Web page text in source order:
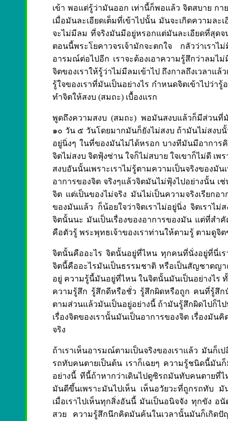
เข้า พอแต่รู้ว่ามันออก เท่านี้ก็พอแล้ว จิตสบาย กา
เมื่อมันละเอียดเต็มที่เข้าไปนั้น มันจะเกิดความล
จะไม่มีลม ที่จริงมันมีอยู่หรอกแต่มันละเอียดที่สุด
ตอนนี้พระโยคาวจรเจ้ามักจะตกใจ กลัวว่าเราไ
อารมณ์ต่อไปอีก เราจะต้องเอาความรู้สึกว่าลม
จิตของเราให้รู้ว่าไม่มีลมเข้าไป ถึงกาลถึงเวลาแ
รู้ใจของเราที่มันเป็นอย่างไร กำหนดจิตเข้าไปว่า
ทำจิตให้สงบ (สมถะ) เบื้องแรก
พูดถึงความสงบ (สมถะ) พอมันสงบแล้วก็มีส่วนที่มั
๑๐ วัน ๕ วันโดยมากมันก็ยังไม่สงบ ถ้ามันไม่สงบ
อยู่นิ่งๆ ในที่ของมันไม่ได้หรอก บางทีมันมีอากา
จิตไม่สงบ จิตฟุ้งซ่าน ใจก็ไม่สบาย ใจเขาก็ไม่ดี เ
สงบอันนั้นเพราะเราไม่รู้ตามความเป็นจริงของมั
อาการของจิต จริงๆแล้วจิตมันไม่ฟุ้งไปอย่างนั้น เ
จิต แต่เป็นของไม่จริง มันไม่เป็นความจริงเรียก
ของมันแล้ว ก็น้อยใจว่าจิตเราไม่อยู่นิ่ง จิตเราไ
จิตนั้นนะ มันเป็นเรื่องของอาการของมัน แต่ที่ส
คือตัวรู้ พระพุทธเจ้าของเราท่านให้ตามรู้ ตามดูจิต
จิตนั้นคืออะไร จิตนั้นอยู่ที่ไหน ทุกคนที่นั่งอยู่ที่นี่เ
จิตนี้คืออะไรมันเป็นธรรมชาติ หรือเป็นสัญชาตญ
อยู่ ความรู้นี้มันอยู่ที่ไหน ในจิตนั้นมันเป็นอย่างไร
ความรู้สึก รู้สึกดีหรือชั่ว รู้สึกผิดหรือถูก คนที่รู้สึ
ตามส่วนแล้วมันเป็นอยู่อย่างนี้ ถ้ามันรู้สึกผิดไปก็
เรื่องจิตของเรานั้นมันเป็นอาการของจิต เรื่องมั
จริง
ถ้าเราเห็นอารมณ์ตามเป็นจริงของเราแล้ว มันก็
รถทับคนตายเป็นต้น เราก็เฉยๆ ความรู้ชนิดนี้มั
อย่างนี้ ทีนี้ถ้าหากว่าเดินไปดูซิรถมันทับคนตายที่
มันดีขึ้นเพราะมันไปเห็น เห็นอวัยวะที่ถูกรถทับ มั
เมื่อเราไปเห็นทุกสิ่งอันนี้ มันเป็นอนิจจัง ทุกขัง อ
สวย ความรู้สึกนึกคิดมันค้นในเวลานั้นมันก็เกิด